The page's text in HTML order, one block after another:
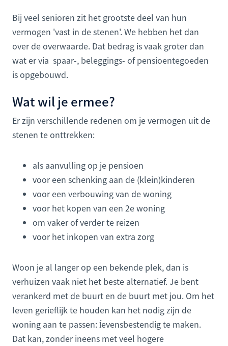
Bij veel senioren zit het grootste deel van hun
vermogen 'vast in de stenen'. We hebben het dan
over de overwaarde. Dat bedrag is vaak groter dan
wat er via spaar-, beleggings- of pensioentegoeden
is opgebouwd.
Wat wil je ermee?
Er zijn verschillende redenen om je vermogen uit de
stenen te onttrekken:
als aanvulling op je pensioen
voor een schenking aan de (klein)kinderen
voor een verbouwing van de woning
voor het kopen van een 2e woning
om vaker of verder te reizen
voor het inkopen van extra zorg
Woon je al langer op een bekende plek, dan is
verhuizen vaak niet het beste alternatief. Je bent
verankerd met de buurt en de buurt met jou. Om het
leven gerieflijk te houden kan het nodig zijn de
woning aan te passen: ĺevensbestendig te maken.
Dat kan, zonder ineens met veel hogere